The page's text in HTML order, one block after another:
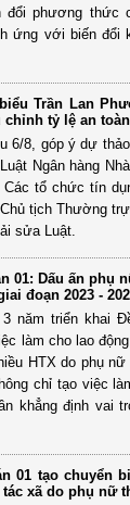
đổi phương thức
ứng với biến đổi
Trần Lan
chỉnh tỷ lệ an
6/8, góp ý dự
Ngân hàng
tổ chức tín
tịch Thường
sửa Luật.
01: Dấu ấn phụ
đoạn 2023 -
3 năm triển khai
làm cho lao
HTX do phụ
chỉ tạo việc
khẳng định vai
01 tạo chuyển
tác xã do phụ nữ